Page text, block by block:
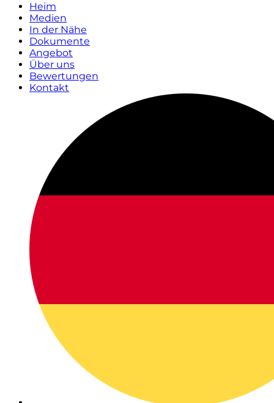
Heim
Medien
In der Nähe
Dokumente
Angebot
Über uns
Bewertungen
Kontakt